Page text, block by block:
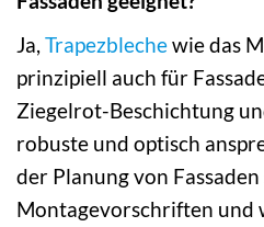
Ja, Trapezblechewie das
prinzipiell auch für
Ziegelrot-Beschichtung
robuste und optisch
der Planung von
Montagevorschriften und